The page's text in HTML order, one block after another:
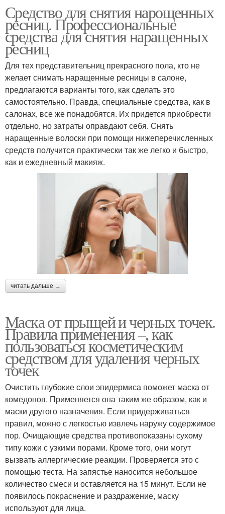
Средство для снятия нарощенных
ресниц. Профессиональные
средства для снятия наращенных
ресниц
Для тех представительниц прекрасного пола, кто не
желает снимать наращенные ресницы в салоне,
предлагаются варианты того, как сделать это
самостоятельно. Правда, специальные средства, как в
салонах, все же понадобятся. Их придется приобрести
отдельно, но затраты оправдают себя. Снять
наращенные волоски при помощи нижеперечисленных
средств получится практически так же легко и быстро,
как и ежедневный макияж.
читать дальше →
Маска от прыщей и черных точек.
Правила применения –, как
пользоваться косметическим
средством для удаления черных
точек
Очистить глубокие слои эпидермиса поможет маска от
комедонов. Применяется она таким же образом, как и
маски другого назначения. Если придерживаться
правил, можно с легкостью извлечь наружу содержимое
пор. Очищающие средства противопоказаны сухому
типу кожи с узкими порами. Кроме того, они могут
вызвать аллергические реакции. Проверяется это с
помощью теста. На запястье наносится небольшое
количество смеси и оставляется на 15 минут. Если не
появилось покраснение и раздражение, маску
используют для лица.